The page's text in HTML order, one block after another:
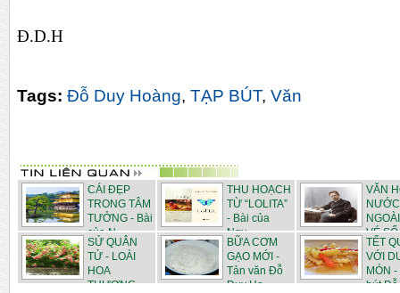
Đ.D.H
Tags: Đỗ Duy Hoàng, TẠP BÚT, Văn
CÁI ĐẸP
TRONG TÂM
TƯỞNG - Bài
của N...
THU HOẠCH
TỪ “LOLITA”
- Bài của
Ngu...
VĂN
NƯỚC
VÉ SỐ
SỬ QUÂN
TỬ - LOÀI
HOA
THƯƠNG
BỮA CƠM
GẠO MỚI -
Tản văn Đỗ
Duy Ho...
TẾT
VỚI
MÓN
bút Đỗ